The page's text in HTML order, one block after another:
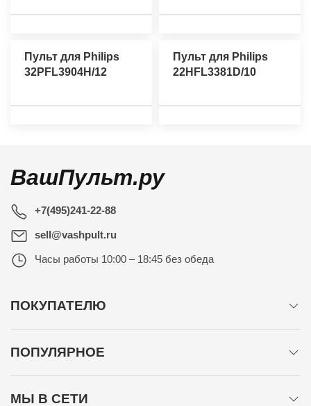
Пульт для Philips
32PFL3904H/12
Пульт для Philips
22HFL3381D/10
ВашПульт.ру
+7(495)241-22-88
sell@vashpult.ru
Часы работы 10:00 – 18:45 без обеда
ПОКУПАТЕЛЮ
ПОПУЛЯРНОЕ
МЫ В СЕТИ